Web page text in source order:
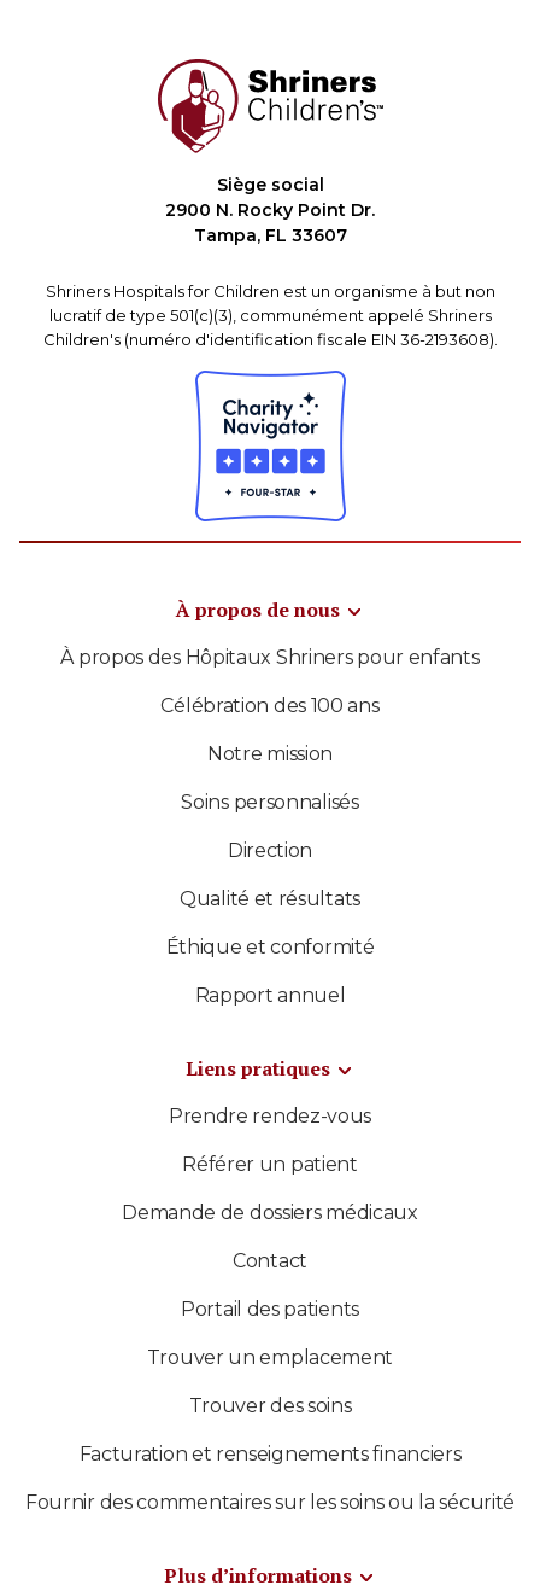
Siège social
2900 N. Rocky Point Dr.
Tampa, FL 33607
Shriners Hospitals for Children est un organisme à but non
lucratif de type 501(c)(3), communément appelé Shriners
Children's (numéro d'identification fiscale EIN 36-2193608).
À propos de nous
À propos des Hôpitaux Shriners pour enfants
Célébration des 100 ans
Notre mission
Soins personnalisés
Direction
Qualité et résultats
Éthique et conformité
Rapport annuel
Liens pratiques
Prendre rendez-vous
Référer un patient
Demande de dossiers médicaux
Contact
Portail des patients
Trouver un emplacement
Trouver des soins
Facturation et renseignements financiers
Fournir des commentaires sur les soins ou la sécurité
Plus d’informations